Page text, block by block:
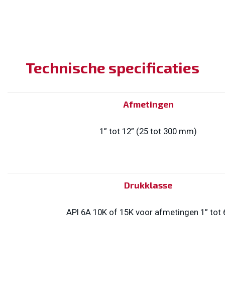
Technische specificaties
Afmetingen
1” tot 12” (25 tot 300 mm)
Drukklasse
API 6A 10K of 15K voor afmetingen 1” tot